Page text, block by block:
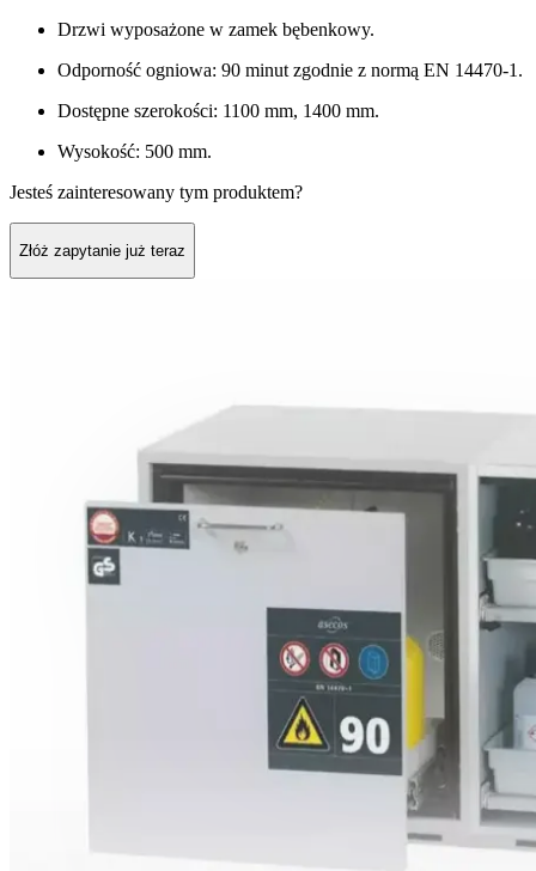
Drzwi wyposażone w zamek bębenkowy.
Odporność ogniowa: 90 minut zgodnie z normą EN 14470-1.
Dostępne szerokości: 1100 mm, 1400 mm.
Wysokość: 500 mm.
Jesteś zainteresowany tym produktem?
Złóż zapytanie już teraz